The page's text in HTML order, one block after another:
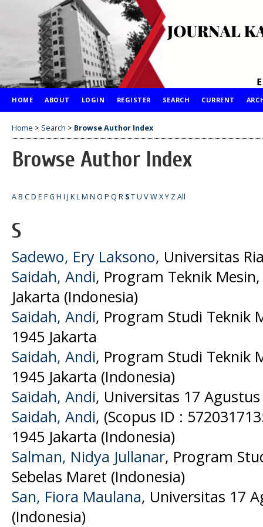
HOME ABOUT LOGIN REGISTER SEARCH CURRENT
Home > Search > Browse Author Index
Browse Author Index
AB CD E FG H I J KLM N O P Q R STU VWXY ZAll
S
Sadewo, Ery Laksono, Universitas
Saidah, Andi, Program Teknik
Jakarta (Indonesia)
Saidah, Andi, Program Studi Teknik
1945 Jakarta
Saidah, Andi, Program Studi Teknik
1945 Jakarta (Indonesia)
Saidah, Andi, Universitas 17
Saidah, Andi, (Scopus ID :
1945 Jakarta (Indonesia)
Salman, Nidya Jullanar, Program
Sebelas Maret (Indonesia)
San, Fiora Maulana, Universitas 17
(Indonesia)